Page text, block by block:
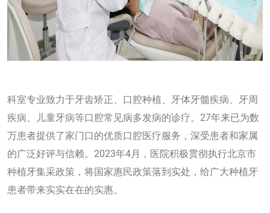
科室专业致力于牙齿矫正、口腔种植、牙体牙髓疾病、牙周
疾病、儿童牙病等口腔常见病多发病的诊疗。27年来已为数
万患者提供了家门口的优质口腔医疗服务，深受患者和家属
的广泛好评与信赖。2023年4月，医院积极贯彻执行北京市
种植牙集采政策，将国家惠民政策落到实处，给广大种植牙
患者带来实实在在的实惠。